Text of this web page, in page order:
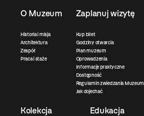
O Muzeum
Historia i misja
Architektura
Zespół
Praca i staże
Zaplanuj wizytę
Kup bilet
Godziny otwarcia
Plan muzeum
Oprowadzenia
Informacje praktyczne
Dostępność
Regulamin zwiedzania Muzeum
Jak dojechać
Kolekcja Edukacja